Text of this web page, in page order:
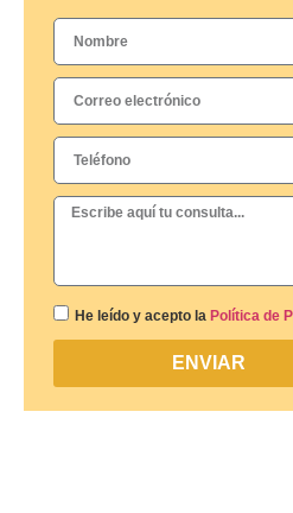
He leído y acepto la Política de
ENVIAR